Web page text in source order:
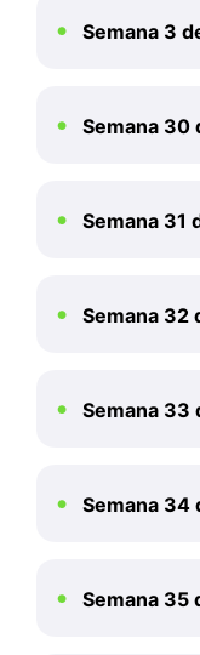
Semana 3
Semana 30
Semana 31
Semana 32
Semana 33
Semana 34
Semana 35